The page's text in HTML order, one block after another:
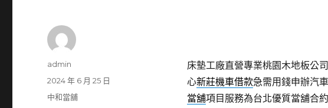
床墊工廠直營專業桃園木地板公
心新莊機車借款急需用錢申辦汽
當舖項目服務為台北優質當舖合
作
admin
發
佈
2024 年 6 月 25 日
分
中和當舖